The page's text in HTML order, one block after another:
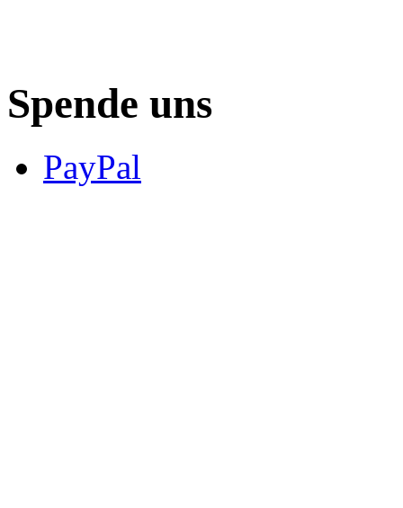
Spende uns
PayPal